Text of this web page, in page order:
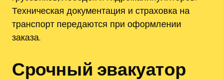
Техническая документация и страховка на
транспорт передаются при оформлении
заказа.
Срочный эвакуатор